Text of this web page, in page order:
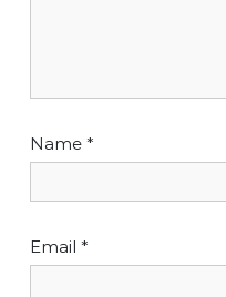
Name *
Email *